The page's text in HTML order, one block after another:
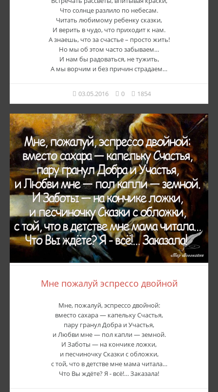
Что солнце разлило по небесам.
Читать любимому ребенку сказки,
И верить в чудо, что приходит к нам.
А знаешь, что за счастье – просто жить!
Но мы об этом часто забываем…
И нам бы радоваться, не тужить,
А мы ворчим и без причин страдаем…
03.05.2016 0 1854
Мне пожалуй эспрессо двойной
Мне, пожалуй, эспрессо двойной:
вместо сахара — капельку Счастья,
пару гранул Добра и Участья,
и Любви мне — пол капли — земной.
И Заботы — на кончике ложки,
и песчиночку Сказки с обложки,
с той, что в детстве мне мама читала…
Что Вы ждёте? Я - всё!… Заказала!